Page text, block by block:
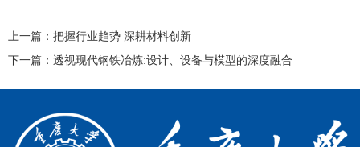
上一篇： 把握行业趋势 深耕材料创新
下一篇： 透视现代钢铁冶炼:设计、设备与模型的深度融合